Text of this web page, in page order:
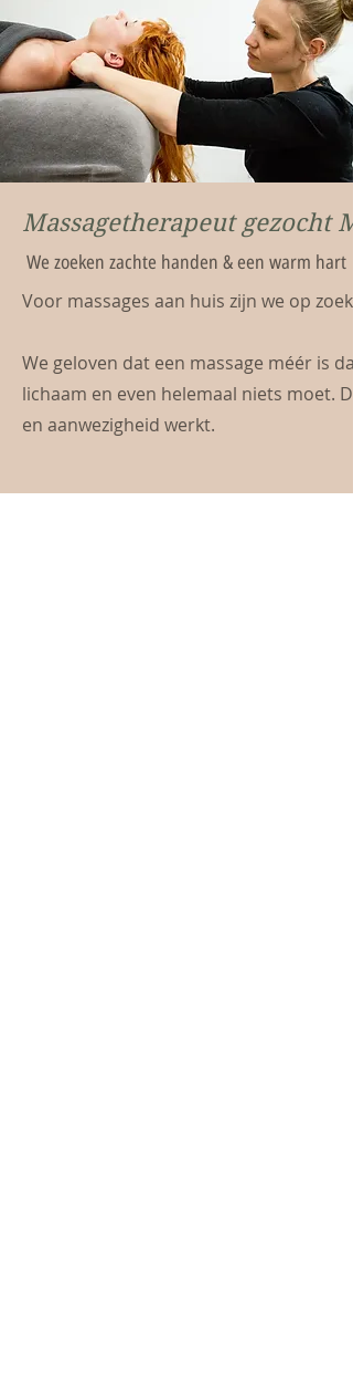
Massagetherapeut gezocht
We zoeken zachte handen & een warm hart
Voor massages aan huis zijn we op
We geloven dat een massage méér is
lichaam en even helemaal niets moet.
en aanwezigheid werkt.